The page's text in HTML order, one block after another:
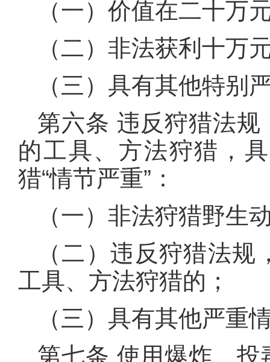
（一）价值在二十万
（二）非法获利十万
（三）具有其他特别
第六条 违反狩猎法
的工具、方法狩猎，
猎“情节严重”：
（一）非法狩猎野生
（二）违反狩猎法
工具、方法狩猎的；
（三）具有其他严重
第七条 使用爆炸、